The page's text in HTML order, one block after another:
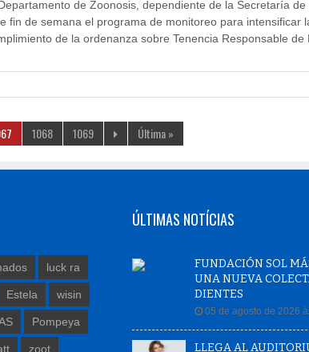
de Zoonosis, dependiente de la Secretaría
fin de semana el programa de monitoreo para intensificar
de la ordenanza sobre Tenencia Responsable de
1068 1069 Última »
luck ra
Estela wisin
Pompeya
zoot
ÚLTIMAS NOTÍCIAS
FUNDACIÓN SOL
UNA NUEVA
DIENTES
05 de agosto de 2026
LLEGA AL